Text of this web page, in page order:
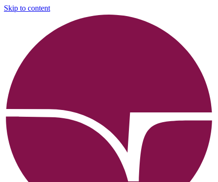
Skip to content